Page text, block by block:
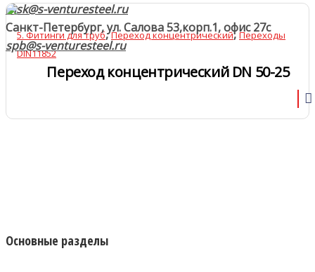
msk@s-venturesteel.ru
Санкт-Петербург, ул. Салова 53,корп.1, офис 27с
spb@s-venturesteel.ru
5. Фитинги для труб,Переход концентрический,Переходы
DIN11852
Переход концентрический DN 50-25
Основные разделы